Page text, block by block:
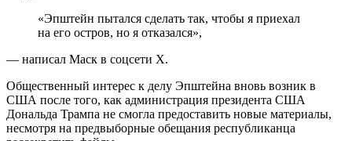
«Эпштейн пытался сделать так, чтобы я приехал
на его остров, но я отказался»,
— написал Маск в соцсети X.
Общественный интерес к делу Эпштейна вновь возник в
США после того, как администрация президента США
Дональда Трампа не смогла предоставить новые материалы,
несмотря на предвыборные обещания республиканца